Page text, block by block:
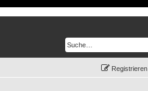
Registrieren